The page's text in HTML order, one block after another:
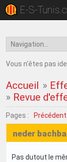
E-S-
Vous n'êtes pas
Accueil »
» Revue
Pages : Précédent
neder
Pas dutout le